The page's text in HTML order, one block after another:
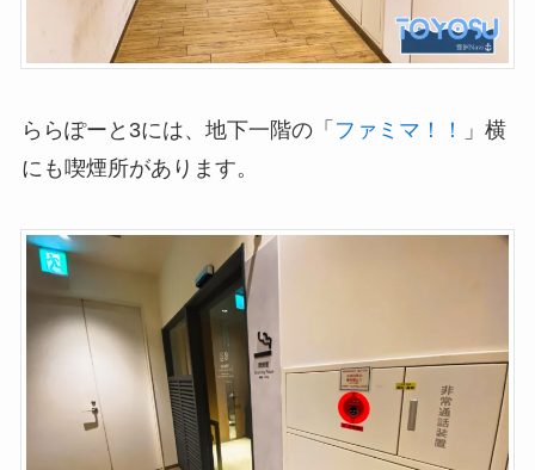
ららぽーと3には、地下一階の「 ファミマ！！
」横
にも喫煙所があります。